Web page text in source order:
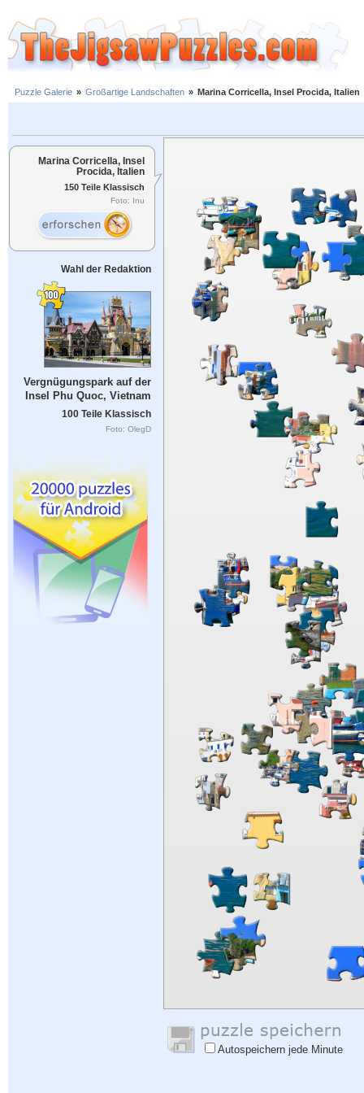
Puzzle Galerie » Großartige Landschaften » Marina Corricella, Insel Procida, Italien
Marina Corricella, Insel
Procida, Italien
150 Teile Klassisch
Foto: Inu
Wahl der Redaktion
Vergnügungspark auf der
Insel Phu Quoc, Vietnam
100 Teile Klassisch
Foto: OlegD
Autospeichern jede Minute